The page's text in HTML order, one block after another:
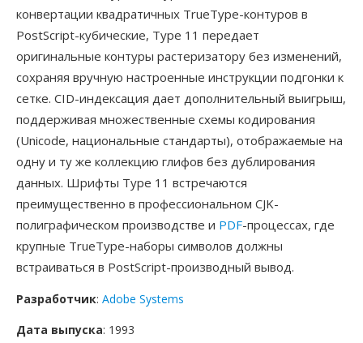
конвертации квадратичных TrueType-контуров в
PostScript-кубические, Type 11 передает
оригинальные контуры растеризатору без изменений,
сохраняя вручную настроенные инструкции подгонки к
сетке. CID-индексация дает дополнительный выигрыш,
поддерживая множественные схемы кодирования
(Unicode, национальные стандарты), отображаемые на
одну и ту же коллекцию глифов без дублирования
данных. Шрифты Type 11 встречаются
преимущественно в профессиональном CJK-
полиграфическом производстве и PDF-процессах, где
крупные TrueType-наборы символов должны
встраиваться в PostScript-производный вывод.
Разработчик: Adobe Systems
Дата выпуска: 1993